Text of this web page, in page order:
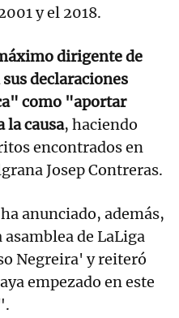
y el 2018.
dirigente de
declaraciones
como "aportar
la causa, haciendo
encontrados en
Josep Contreras.
anunciado, además,
de LaLiga
Negreira' y reiteró
empezado en este